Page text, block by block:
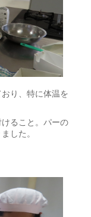
り、特に体温を
ること。パーの
した。